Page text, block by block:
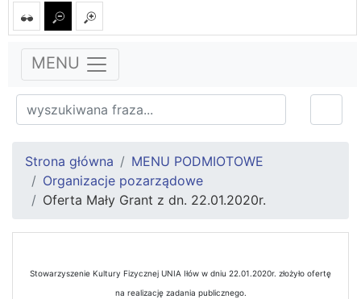
MENU
Strona główna
MENU PODMIOTOWE
Organizacje pozarządowe
Oferta Mały Grant z dn. 22.01.2020r.
Stowarzyszenie Kultury Fizycznej UNIA Iłów w dniu 22.01.2020r. złożyło ofertę
na realizację zadania publicznego.